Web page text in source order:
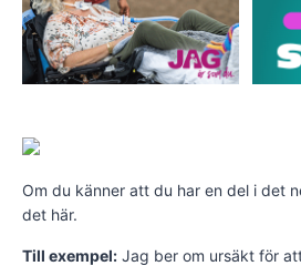
Om du känner att du har en del i det
det här.
Till exempel: Jag ber om ursäkt för